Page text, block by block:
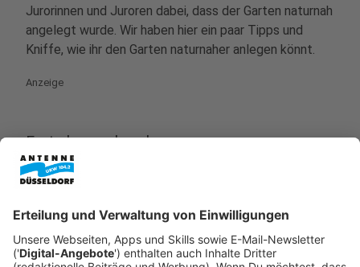
Jurorinnen und Juroren dabei, dass der Garten naturnah
angelegt wurde. Wir haben hier ein paar Tipps und
Kniffe, wie ihr den Garten naturnaher anlegen könnt.
Anzeige
Erst planen, dann bauen
Anzeige
Wollen wir unseren Garten naturnaher anlegen, heißt es
am besten erstmal: Einen Plan machen, bevor wir den
ersten Spatenstich setzen. Dabei empfiehlt es sich